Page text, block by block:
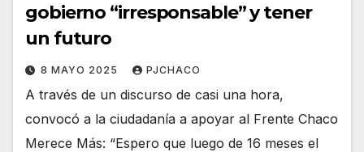
gobierno “irresponsable” y tener
un futuro
8 MAYO 2025 PJCHACO
A través de un discurso de casi una hora,
convocó a la ciudadanía a apoyar al Frente Chaco
Merece Más: “Espero que luego de 16 meses el